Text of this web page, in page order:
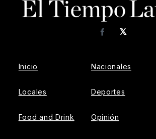
𝕏
Facebook
Inicio
Locales
Food and Drink
Nacionales
Deportes
Opinión